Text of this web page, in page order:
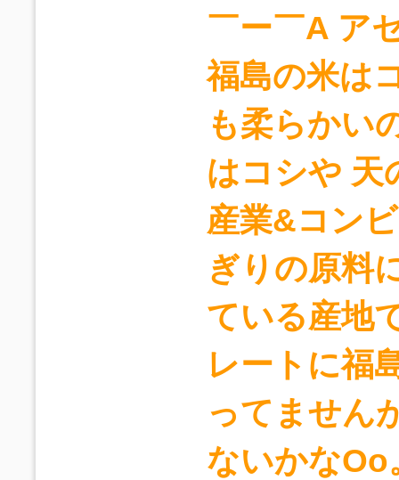
￣ー￣A ア
福島の米は
も柔らかい
はコシや 天
産業&コン
ぎりの原料
ている産地
レートに福
ってません
ないかな